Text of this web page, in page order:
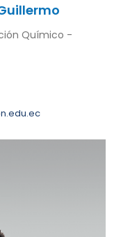
Químico -